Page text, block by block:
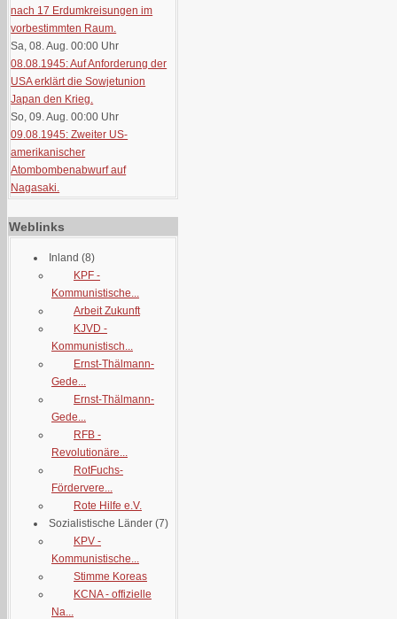
nach 17 Erdumkreisungen im
vorbestimmten Raum.
Sa, 08. Aug. 00:00 Uhr
08.08.1945: Auf Anforderung der
USA erklärt die Sowjetunion
Japan den Krieg.
So, 09. Aug. 00:00 Uhr
09.08.1945: Zweiter US-
amerikanischer
Atombombenabwurf auf
Nagasaki.
Weblinks
Inland (8)
KPF -
Kommunistische...
Arbeit Zukunft
KJVD -
Kommunistisch...
Ernst-Thälmann-
Gede...
Ernst-Thälmann-
Gede...
RFB -
Revolutionäre...
RotFuchs-
Fördervere...
Rote Hilfe e.V.
Sozialistische Länder (7)
KPV -
Kommunistische...
Stimme Koreas
KCNA - offizielle
Na...